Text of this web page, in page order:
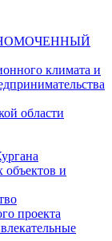
климата и
области
объектов и
проекта